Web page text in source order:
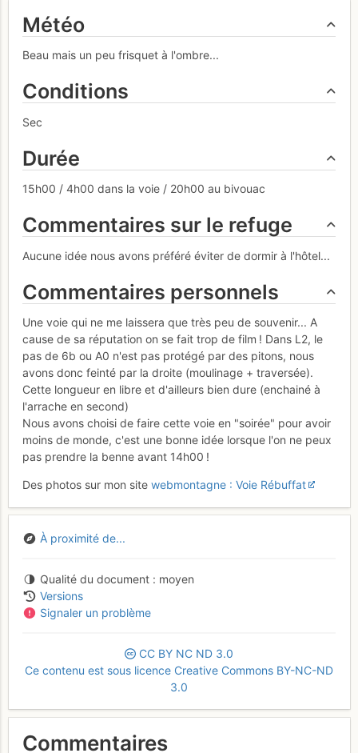
Météo
Beau mais un peu frisquet à l'ombre...
Conditions
Sec
Durée
15h00 / 4h00 dans la voie / 20h00 au bivouac
Commentaires sur le refuge
Aucune idée nous avons préféré éviter de dormir à l'hôtel...
Commentaires personnels
Une voie qui ne me laissera que très peu de souvenir... A
cause de sa réputation on se fait trop de film ! Dans L2, le
pas de 6b ou A0 n'est pas protégé par des pitons, nous
avons donc feinté par la droite (moulinage + traversée).
Cette longueur en libre et d'ailleurs bien dure (enchainé à
l'arrache en second)
Nous avons choisi de faire cette voie en "soirée" pour avoir
moins de monde, c'est une bonne idée lorsque l'on ne peux
pas prendre la benne avant 14h00 !
Des photos sur mon site webmontagne : Voie Rébuffat
À proximité de...
Qualité du document
moyen
Versions
Signaler un problème
CC BY NC ND 3.0
Ce contenu est sous licence Creative Commons BY-NC-ND
3.0
Commentaires